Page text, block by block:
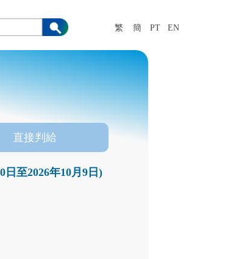
繁 簡 PT EN
直接判給
至2026年10月9日)